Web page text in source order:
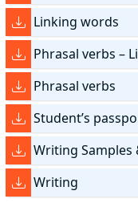
Linking words
Phrasal verbs –
Phrasal verbs
Student’s
Writing Samples
Writing